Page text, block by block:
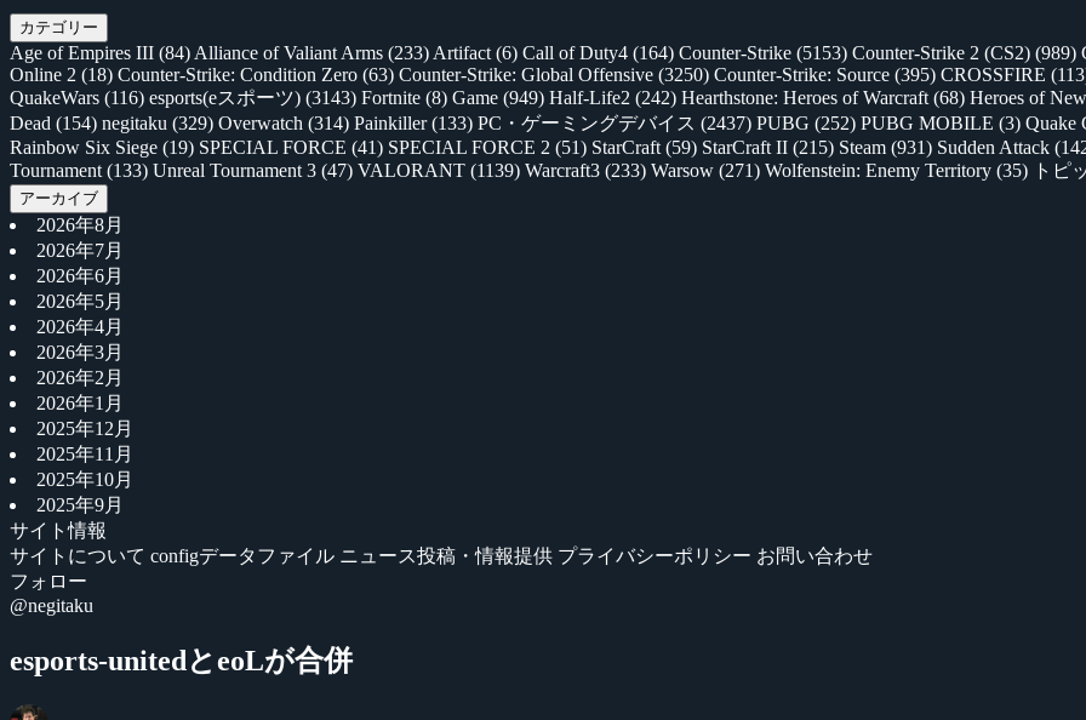
カテゴリー
Age of Empires III (84) Alliance of Valiant Arms (233) Artifact (6) Call of Duty4 (164) Counter-Strike (5153) Counter-Strike 2 (CS2) (989)
Online 2 (18) Counter-Strike: Condition Zero (63) Counter-Strike: Global Offensive (3250) Counter-Strike: Source (395) CROSSFIRE
QuakeWars (116) esports(eスポーツ) (3143) Fortnite (8) Game (949) Half-Life2 (242) Hearthstone: Heroes of Warcraft (68) Heroes of
Dead (154) negitaku (329) Overwatch (314) Painkiller(133) PC・ゲーミングデバイス (2437) PUBG (252) PUBG MOBILE (3) Quake
Rainbow Six Siege (19) SPECIAL FORCE (41) SPECIAL FORCE 2 (51) StarCraft (59) StarCraft II (215) Steam (931) Sudden Attack
Tournament (133) Unreal Tournament 3 (47) VALORANT (1139) Warcraft3 (233) Warsow (271) Wolfenstein: Enemy Territory (35) トピ
アーカイブ
2026年8月
2026年7月
2026年6月
2026年5月
2026年4月
2026年3月
2026年2月
2026年1月
2025年12月
2025年11月
2025年10月
2025年9月
サイト情報
サイトについて configデータファイル ニュース投稿・情報提供 プライバシーポリシー お問い合わせ
フォロー
@negitaku
esports-unitedとeoLが合併